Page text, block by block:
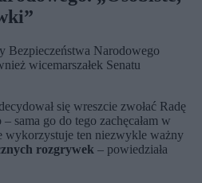
Bezpieczeństwa Narodowego
wicemarszałek Senatu
się wreszcie zwołać Radę
sama go do tego zachęcałam w
wykorzystuje ten niezwykle ważny
rozgrywek – powiedziała